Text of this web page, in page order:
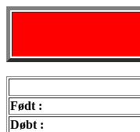
Født :
Døbt :